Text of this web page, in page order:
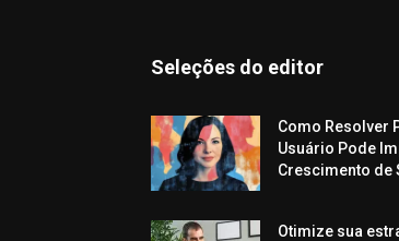
Seleções do editor
Como Resolver
Usuário Pode
Crescimento de
Otimize sua